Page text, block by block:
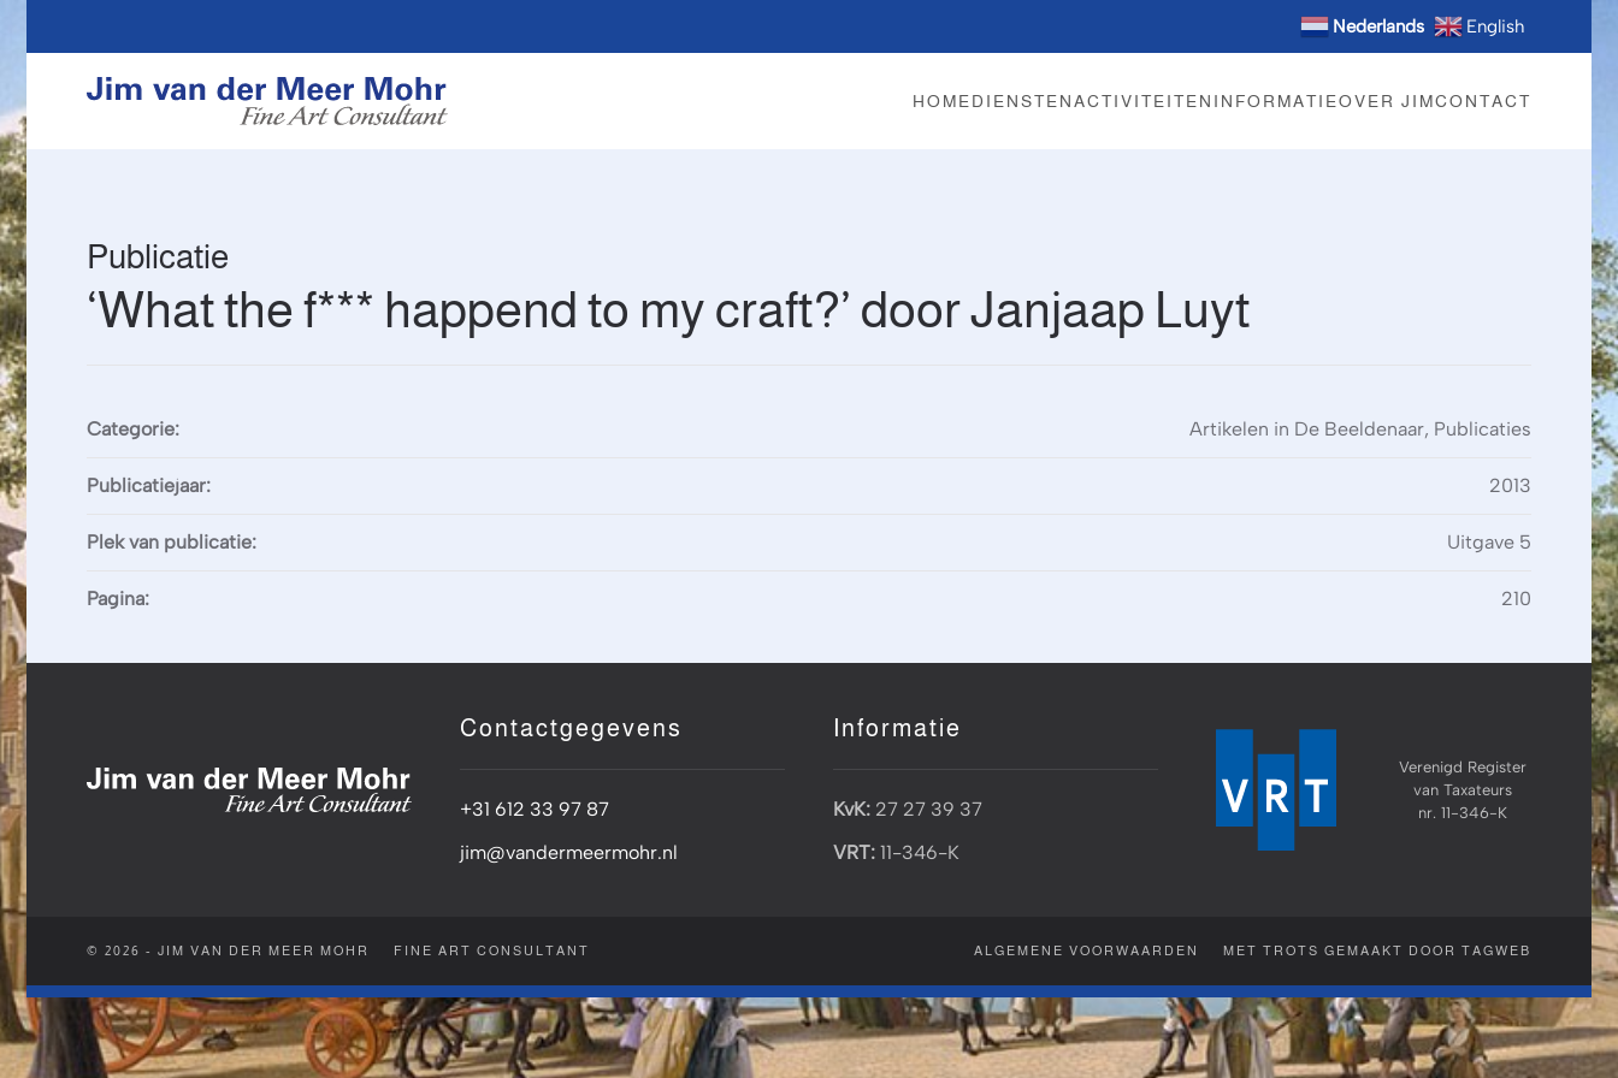
Overslaan en naar de inhoud gaan
Nederlands English
HOMEDIENSTENACTIVITEITEN INFORMATIEOVER JIMCONTACT
Publicatie
‘What the f*** happend to my craft?’ door Janjaap Luyt
Categorie: Artikelen in De Beeldenaar, Publicaties
Publicatiejaar: 2013
Plek van publicatie: Uitgave 5
Pagina: 210
Contactgegevens
+31 612 33 97 87
jim@vandermeermohr.nl
Informatie
KvK: 27 27 39 37
VRT: 11-346-K
Verenigd Register
van Taxateurs
nr. 11-346-K
© 2026 - JIM VAN DER MEER MOHR FINE ART CONSULTANT ALGEMENE VOORWAARDEN MET TROTS GEMAAKT DOOR TAGWEB